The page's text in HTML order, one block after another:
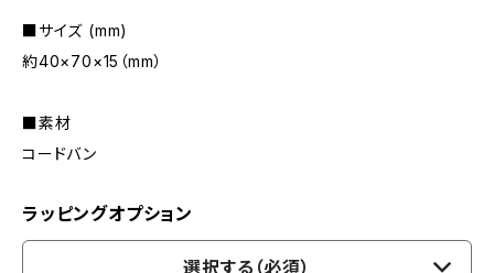
■サイズ (mm)
約40×70×15（mm）
■素材
コードバン
ラッピングオプション
選択する（必須）